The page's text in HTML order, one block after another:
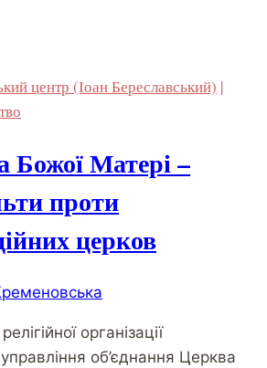
центр (Іоан Береславський) |
Божої Матері –
проти
церков
організації
об’єднання Церква